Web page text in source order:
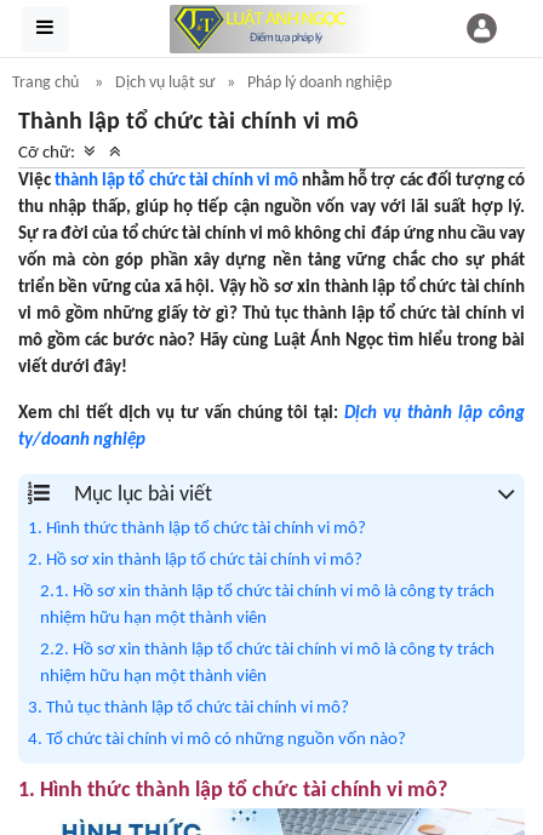
Trang chủ Dịch vụ luật sư Pháp lý doanh nghiệp
Thành lập tổ chức tài chính vi mô
Cỡ chữ:
Việcthành lập tổ chức tài chính vi mô nhằm hỗ trợ các đối tượng có
thu nhập thấp, giúp họ tiếp cận nguồn vốn vay với lãi suất hợp lý.
Sự ra đời của tổ chức tài chính vi mô không chỉ đáp ứng nhu cầu vay
vốn mà còn góp phần xây dựng nền tảng vững chắc cho sự phát
triển bền vững của xã hội. Vậy hồ sơ xin thành lập tổ chức tài chính
vi mô gồm những giấy tờ gì? Thủ tục thành lập tổ chức tài chính vi
mô gồm các bước nào? Hãy cùng Luật Ánh Ngọc tìm hiểu trong bài
viết dưới đây!
Xem chi tiết dịch vụ tư vấn chúng tôi tại:Dịch vụ thành lập công
ty/doanh nghiệp
Mục lục bài viết
1. Hình thức thành lập tổ chức tài chính vi mô?
2. Hồ sơ xin thành lập tổ chức tài chính vi mô?
2.1. Hồ sơ xin thành lập tổ chức tài chính vi mô là công ty trách
nhiệm hữu hạn một thành viên
2.2. Hồ sơ xin thành lập tổ chức tài chính vi mô là công ty trách
nhiệm hữu hạn một thành viên
3. Thủ tục thành lập tổ chức tài chính vi mô?
4. Tổ chức tài chính vi mô có những nguồn vốn nào?
1. Hình thức thành lập tổ chức tài chính vi mô?